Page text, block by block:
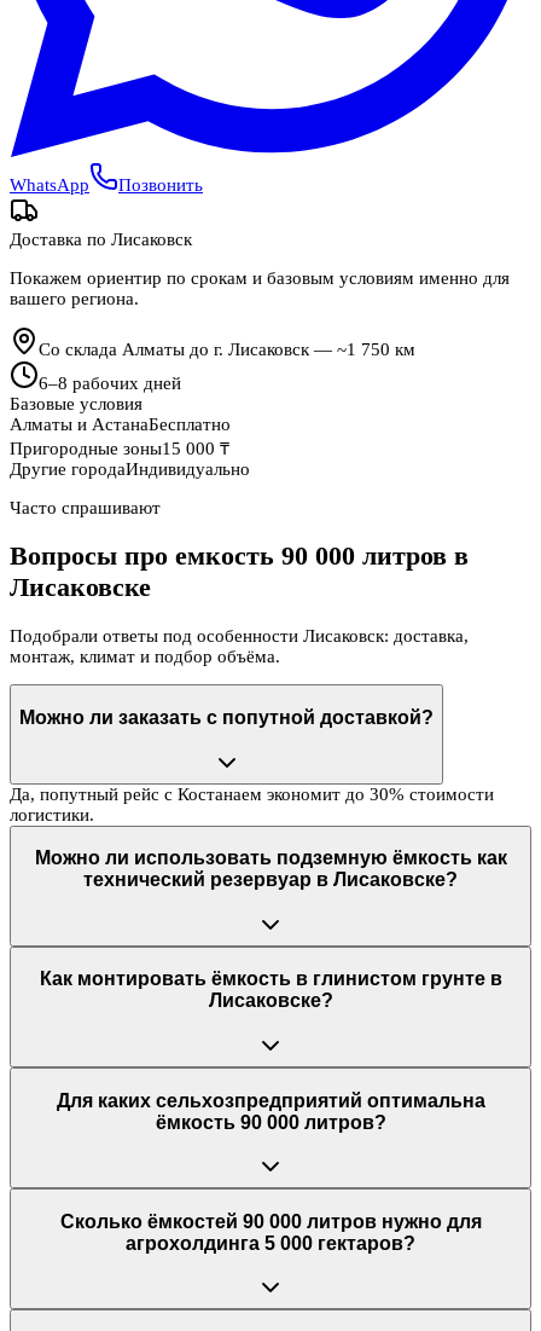
WhatsApp Позвонить
Доставка по Лисаковск
Покажем ориентир по срокам и базовым условиям именно для
вашего региона.
Со склада Алматы до г. Лисаковск — ~1 750 км
6–8 рабочих дней
Базовые условия
Алматы и АстанаБесплатно
Пригородные зоны15 000 ₸
Другие городаИндивидуально
Часто спрашивают
Вопросы про емкость 90 000 литров в
Лисаковске
Подобрали ответы под особенности Лисаковск: доставка,
монтаж, климат и подбор объёма.
Можно ли заказать с попутной доставкой?
Да, попутный рейс с Костанаем экономит до 30% стоимости
логистики.
Можно ли использовать подземную ёмкость как
технический резервуар в Лисаковске?
Как монтировать ёмкость в глинистом грунте в
Лисаковске?
Для каких сельхозпредприятий оптимальна
ёмкость 90 000 литров?
Сколько ёмкостей 90 000 литров нужно для
агрохолдинга 5 000 гектаров?